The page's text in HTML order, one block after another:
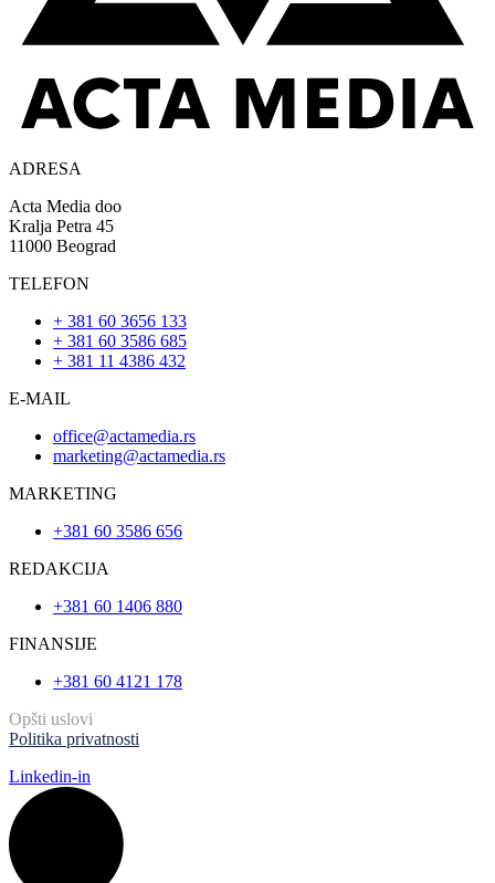
ADRESA
Acta Media doo
Kralja Petra 45
11000 Beograd
TELEFON
+ 381 60 3656 133
+ 381 60 3586 685
+ 381 11 4386 432
E-MAIL
office@actamedia.rs
marketing@actamedia.rs
MARKETING
+381 60 3586 656
REDAKCIJA
+381 60 1406 880
FINANSIJE
+381 60 4121 178
Opšti uslovi
Politika privatnosti
Linkedin-in